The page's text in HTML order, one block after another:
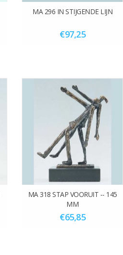
MA 296 IN STIJGENDE LIJN
€97,25
MA 318 STAP VOORUIT -- 145
MM
€65,85